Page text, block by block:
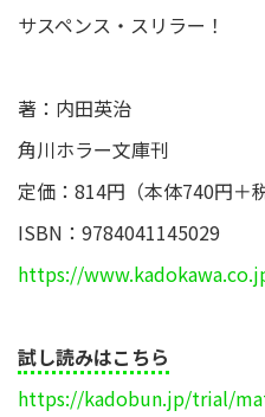
サスペンス・スリラー！
著：内田英治
角川ホラー文庫刊
定価：814円（本体740円＋税
ISBN：9784041145029
https://
試し読みはこちら
https://kadobun.jp/trial/